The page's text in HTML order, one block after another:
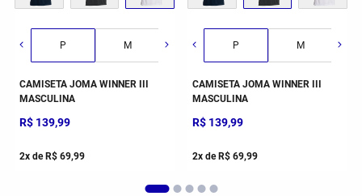
P M G
CAMISETA JOMA WINNER III
MASCULINA
R$ 139,99
2x deR$ 69,99
P M
CAMISETA JOMA WINNER III
MASCULINA
R$ 139,99
2x deR$ 69,99